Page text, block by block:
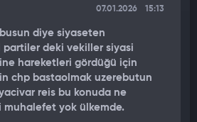
Başkanvekilliği görevinde bulunan
katılacağı ve rozetinin
Erdoğan tarafından takılacağı
07.01.2026 15:13
diye siyaseten
partiler deki vekiller siyasi
hareketleri gördüğü için
chp bastaolmak uzerebutun
reis bu konuda ne
muhalefet yok ülkemde.